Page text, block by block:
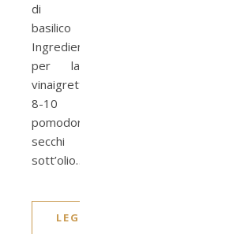
di
basilico
Ingredienti
per la
vinaigrette:
8-10
pomodori
secchi
sott’olio…
LEGGI